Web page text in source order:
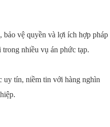
vệ quyền và lợi ích hợp pháp
nhiều vụ án phức tạp.
uy tín, niềm tin với hàng nghìn